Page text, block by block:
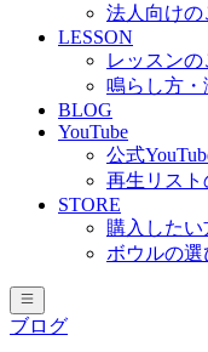
法人向けの
LESSON
レッスンの
鳴らし方・
BLOG
YouTube
公式
再生リスト
STORE
購入したい
ボウルの選
ブログ